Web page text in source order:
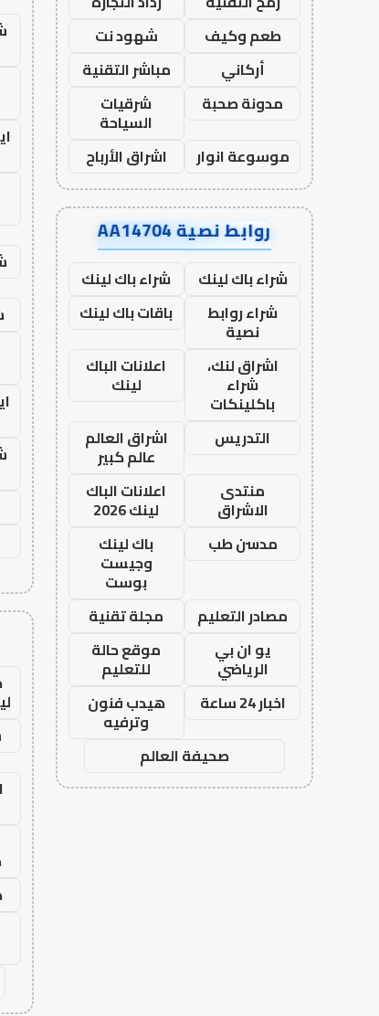
طعم وكيف
شهود نت
أركاني
مباشر التقنية
مدونة صحبة
شرقيات
السياحة
موسوعة انوار
اشراق الأرباح
روابط نصية AA14704
شراء باك لينك
شراء باك لينك
شراء روابط
نصية
باقات باك لينك
اشراق لنك،
شراء
باكلينكات
اعلانات الباك
لينك
التدريس
اشراق العالم
عالم كبير
منتدى
الاشراق
اعلانات الباك
لينك 2026
مدسن طب
باك لينك
وجيست
بوست
مصادر التعليم
مجلة تقنية
يو ان بي
الرياضي
موقع حالة
للتعليم
اخبار 24 ساعة
هيدب فنون
وترفيه
صحيفة العالم